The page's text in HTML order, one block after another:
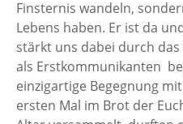
Finsternis wandeln,
Lebens haben. Er ist da
stärkt uns dabei durch
als Erstkommunikanten
einzigartige Begegnung
ersten Mal im Brot der